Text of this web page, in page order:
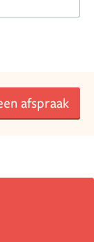
afspraak